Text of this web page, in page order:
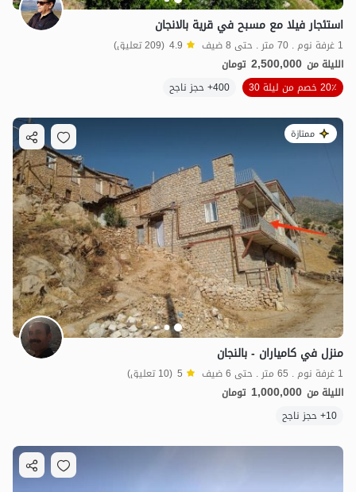
استئجار فيلا مع مسبح في قرية بالانجان
1 غرفة نوم . 70 متر . حتى 8 ضيف 4.9 (209 تعليق)
الليلة من 2,500,000 تومان
20٪ خصم من ليلة 30
400+ حجز ناجح
ممتازة
منزل في كامياران - بالنجان
1 غرفة نوم . 65 متر . حتى 6 ضيف 5 (10 تعليق)
الليلة من 1,000,000 تومان
10+ حجز ناجح